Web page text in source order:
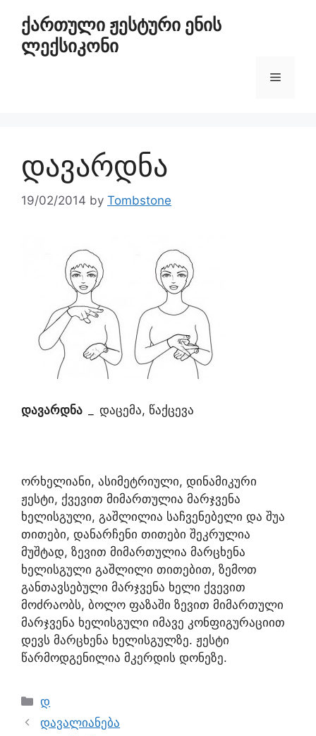
ქართული ჟესტური ენის
ლექსიკონი
დავარდნა
19/02/2014 by Tombstone
დავარდნა დაცემა, წაქცევა
ორხელიანი, ასიმეტრიული, დინამიკური
ჟესტი, ქვევით მიმართულია მარჯვენა
ხელისგული, გაშლილია საჩვენებელი და შუა
თითები, დანარჩენი თითები შეკრულია
მუშტად, ზევით მიმართულია მარცხენა
ხელისგული გაშლილი თითებით, ზემოთ
განთავსებული მარჯვენა ხელი ქვევით
მოძრაობს, ბოლო ფაზაში ზევით მიმართული
მარჯვენა ხელისგული იმავე კონფიგურაციით
დევს მარცხენა ხელისგულზე. ჟესტი
წარმოდგენილია მკერდის დონეზე.
დ
დავალიანება